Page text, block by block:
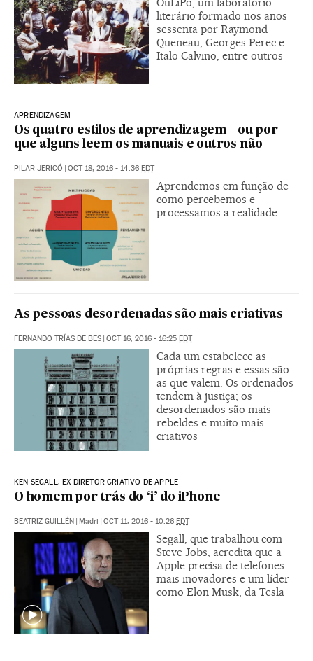
literário formado nos anos
sessenta por Raymond
Queneau, Georges Perec e
Italo Calvino, entre outros
APRENDIZAGEM
Os quatro estilos de aprendizagem − ou por
que alguns leem os manuais e outros não
PILAR JERICÓ | OCT 18, 2016 - 14:36 EDT
Aprendemos em função de
como percebemos e
processamos a realidade
As pessoas desordenadas são mais criativas
FERNANDO TRÍAS DE BES | OCT 16, 2016 - 16:25 EDT
Cada um estabelece as
próprias regras e essas são
as que valem. Os ordenados
tendem à justiça; os
desordenados são mais
rebeldes e muito mais
criativos
KEN SEGALL, EX DIRETOR CRIATIVO DE APPLE
O homem por trás do ‘i’ do iPhone
BEATRIZ GUILLÉN | Madri | OCT 11, 2016 - 10:26 EDT
Segall, que trabalhou com
Steve Jobs, acredita que a
Apple precisa de telefones
mais inovadores e um líder
como Elon Musk, da Tesla